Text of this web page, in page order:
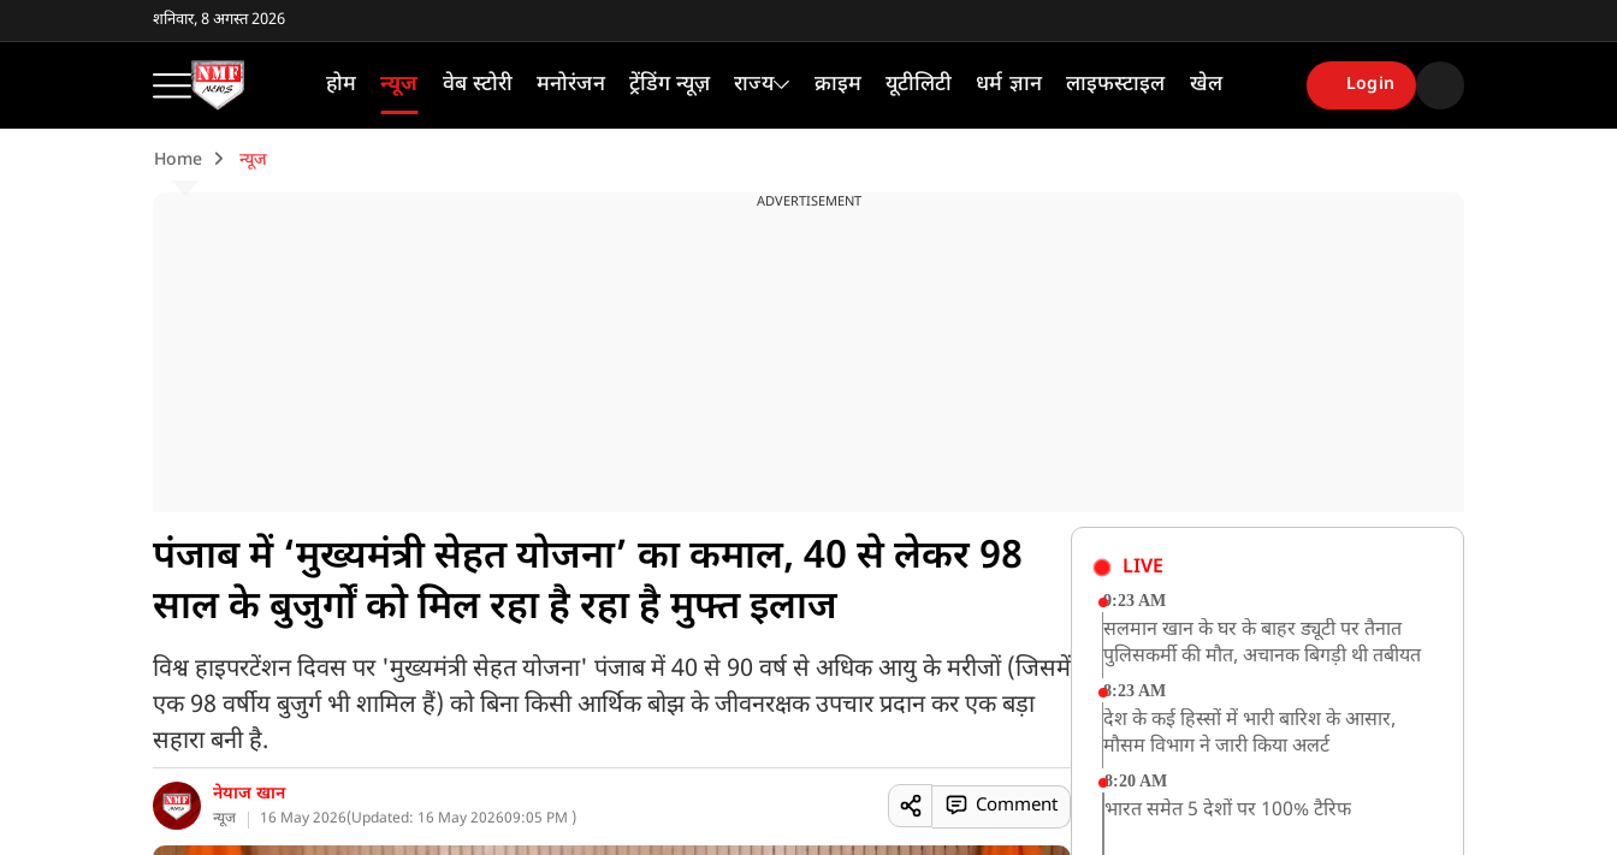
शनिवार, 8 अगस्त 2026
होम न्यूज वेब स्टोरी मनोरंजन ट्रेंडिंग न्यूज़ राज्य क्राइम यूटीलिटी धर्म ज्ञान लाइफस्टाइल खेल Login
Home न्यूज
ADVERTISEMENT
पंजाब में ‘मुख्यमंत्री सेहत योजना’ का कमाल, 40 से लेकर 98
साल के बुजुर्गों को मिल रहा है रहा है मुफ्त इलाज
विश्व हाइपरटेंशन दिवस पर 'मुख्यमंत्री सेहत योजना' पंजाब में 40 से 90 वर्ष से अधिक आयु के मरीजों (जिसमें
एक 98 वर्षीय बुजुर्ग भी शामिल हैं) को बिना किसी आर्थिक बोझ के जीवनरक्षक उपचार प्रदान कर एक बड़ा
सहारा बनी है.
नेयाज खान
न्यूज 16 May 2026(Updated: 16 May 202609:05 PM )
Comment
LIVE
9:23 AM
सलमान खान के घर के बाहर ड्यूटी पर तैनात
पुलिसकर्मी की मौत, अचानक बिगड़ी थी तबीयत
8:23 AM
देश के कई हिस्सों में भारी बारिश के आसार,
मौसम विभाग ने जारी किया अलर्ट
8:20 AM
भारत समेत 5 देशों पर 100% टैरिफ